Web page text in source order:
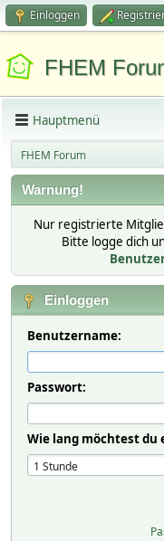
Einloggen
FHEM
Hauptmenü
FHEM Forum
Warnung!
Nur registrierte
Bitte logge dich
Einloggen
Benutzername:
Passwort:
Wie lang möchtest du